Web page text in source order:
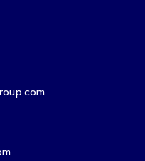
ข่าวสังคม
นโยบายการเป็นส่วนตัว